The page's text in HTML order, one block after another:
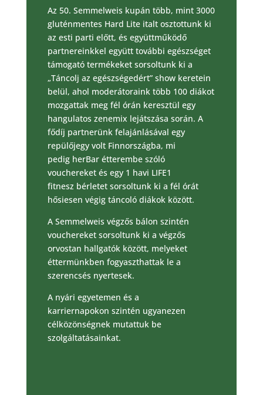
Az 50. Semmelweis kupán több, mint 3000
gluténmentes Hard Lite italt osztottunk ki
az esti parti előtt, és együttműködő
partnereinkkel együtt további egészséget
támogató termékeket sorsoltunk ki a
„Táncolj az egészségedért” show keretein
belül, ahol moderátoraink több 100 diákot
mozgattak meg fél órán keresztül egy
hangulatos zenemix lejátszása során. A
fődíj partnerünk felajánlásával egy
repülőjegy volt Finnországba, mi
pedig herBar étterembe szóló
vouchereket és egy 1 havi LIFE1
fitnesz bérletet sorsoltunk ki a fél órát
hősiesen végig táncoló diákok között.
A Semmelweis végzős bálon szintén
vouchereket sorsoltunk ki a végzős
orvostan hallgatók között, melyeket
éttermünkben fogyaszthattak le a
szerencsés nyertesek.
A nyári egyetemen és a
karriernapokon szintén ugyanezen
célközönségnek mutattuk be
szolgáltatásainkat.